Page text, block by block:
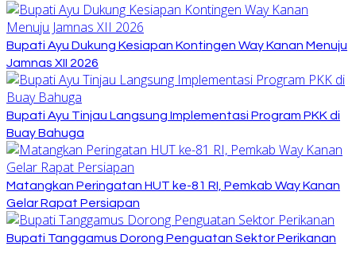
Bupati Ayu Dukung Kesiapan Kontingen Way Kanan Menuju
Jamnas XII 2026
Bupati Ayu Tinjau Langsung Implementasi Program PKK di
Buay Bahuga
Matangkan Peringatan HUT ke-81 RI, Pemkab Way Kanan
Gelar Rapat Persiapan
Bupati Tanggamus Dorong Penguatan Sektor Perikanan